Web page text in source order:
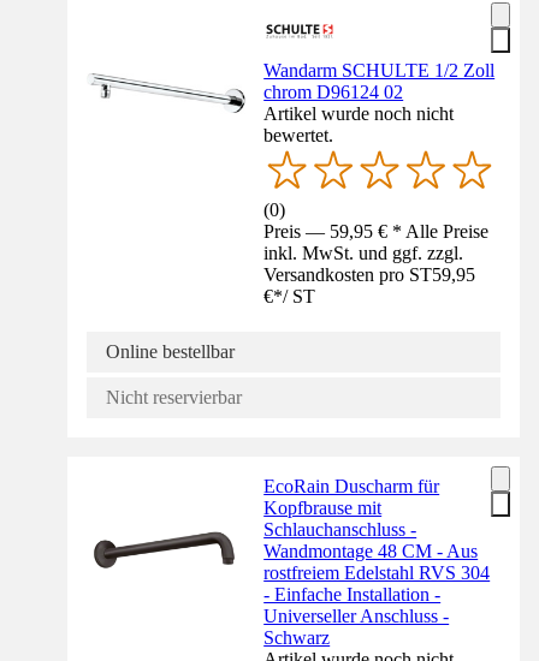
Wandarm SCHULTE 1/2 Zoll
chrom D96124 02
Artikel wurde noch nicht
bewertet.
(0)
Preis — 59,95 € * Alle Preise
inkl. MwSt. und ggf. zzgl.
Versandkosten pro ST59,95
€*/ ST
Online bestellbar
Nicht reservierbar
EcoRain Duscharm für
Kopfbrause mit
Schlauchanschluss -
Wandmontage 48 CM - Aus
rostfreiem Edelstahl RVS 304
- Einfache Installation -
Universeller Anschluss -
Schwarz